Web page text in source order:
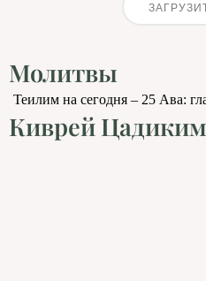
Молитвы
Киврей Цадиким